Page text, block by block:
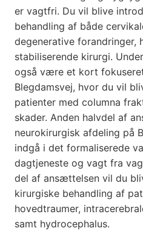
er vagtfri. Du vil blive
behandling af både
degenerative forandringer,
stabiliserende kirurgi.
også være et kort
Blegdamsvej, hvor du vil
patienter med columna
skader. Anden halvdel af
neurokirurgisk afdeling på
indgå i det formaliserede
dagtjeneste og vagt fra
del af ansættelsen vil du
kirurgiske behandling af
hovedtraumer,
samt hydrocephalus.